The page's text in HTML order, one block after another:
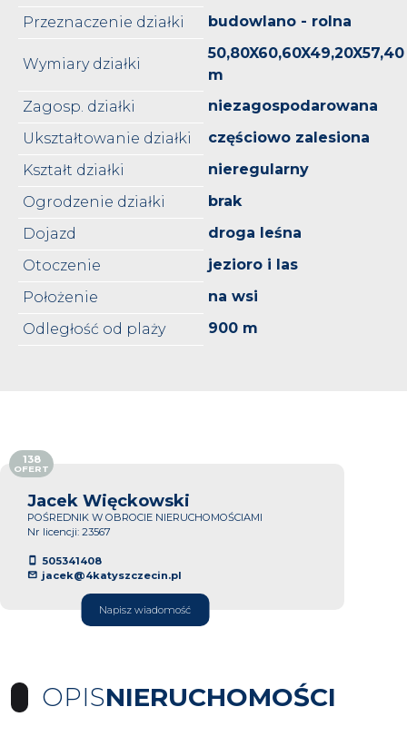
Przeznaczenie działki
budowlano - rolna
Wymiary działki
50,80X60,60X49,20X57,40
m
Zagosp. działki
niezagospodarowana
Ukształtowanie działki
częściowo zalesiona
Kształt działki
nieregularny
Ogrodzenie działki
brak
Dojazd
droga leśna
Otoczenie
jezioro i las
Położenie
na wsi
Odległość od plaży
900 m
Jacek Więckowski
POŚREDNIK W OBROCIE NIERUCHOMOŚCIAMI
Nr licencji: 23567
505341408
jacek@4katyszczecin.pl
Napisz wiadomość
138
OFERT
OPISNIERUCHOMOŚCI